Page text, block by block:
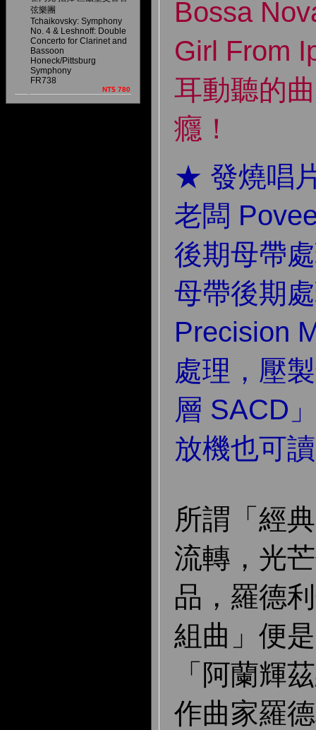
弦樂團
Tchaikovsky: Symphony
No. 4 & Leshnoff: Double
Concerto for Clarinet and
Bassoon
Honeck/Pittsburg
Symphony
FR738
NT$ 780
Bossa
Girl From
耳動聽的
癮！
★ 發燒唱
老闆
後期母帶
母帶後期
Precision
處理，壓
層 SACD
放機也可
所謂「經
流轉，光
品，羅德
組曲」便
「阿蘭輝
作曲家羅